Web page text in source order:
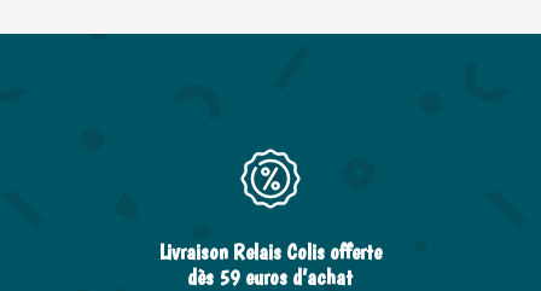
Livraison Relais Colis offerte
dès 59 euros d’achat